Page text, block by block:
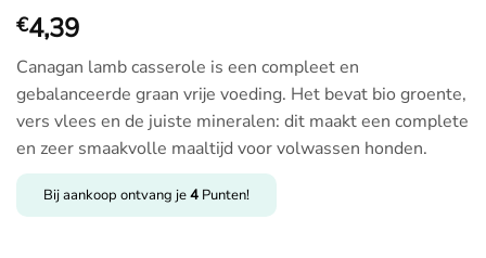
€4,39
Canagan lamb casserole is een compleet en
gebalanceerde graan vrije voeding. Het bevat bio groente,
vers vlees en de juiste mineralen: dit maakt een complete
en zeer smaakvolle maaltijd voor volwassen honden.
Bij aankoop ontvang je4 Punten!